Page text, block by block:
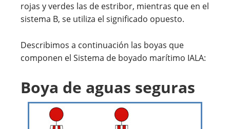
rojas y verdes las de estribor, mientras que en el
sistema B, se utiliza el significado opuesto.
Describimos a continuación las boyas que
componen el Sistema de boyado marítimo IALA:
Boya de aguas seguras